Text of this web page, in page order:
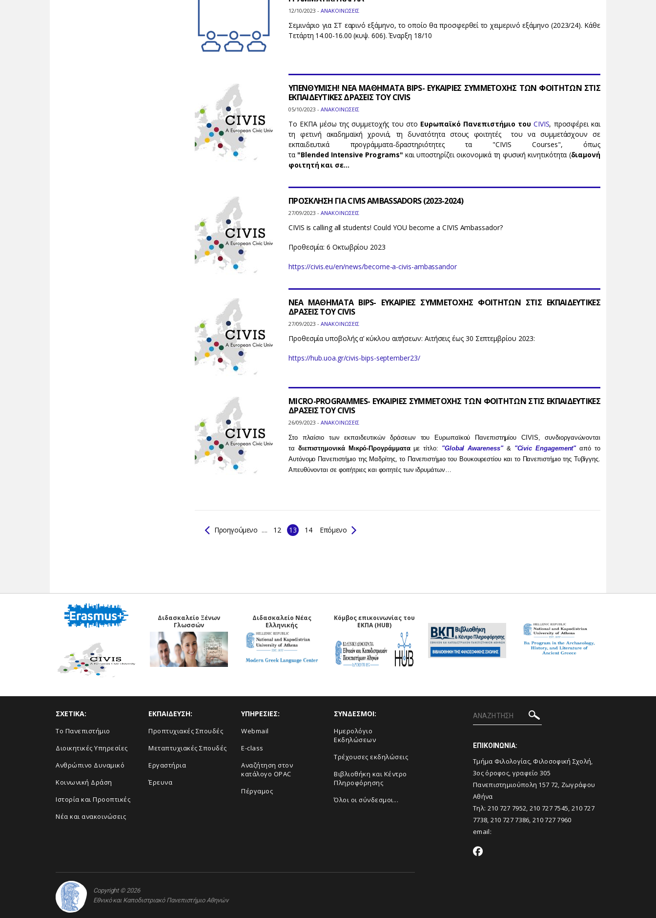
12/10/2023 - ΑΝΑΚΟΙΝΩΣΕΙΣ
Σεμινάριο για ΣΤ εαρινό εξάμηνο, το οποίο θα προσφερθεί το χειμερινό εξάμηνο (2023/24). Κάθε
Τετάρτη 14.00-16.00 (κυψ. 606). Έναρξη 18/10
ΥΠΕΝΘΥΜΙΣΗ! ΝΕΑ ΜΑΘΗΜΑΤΑ BIPS- ΕΥΚΑΙΡΙΕΣ ΣΥΜΜΕΤΟΧΗΣ ΤΩΝ ΦΟΙΤΗΤΩΝ ΣΤΙΣ
ΕΚΠΑΙΔΕΥΤΙΚΕΣ ΔΡΑΣΕΙΣ ΤΟΥ CIVIS
05/10/2023 - ΑΝΑΚΟΙΝΩΣΕΙΣ
To ΕΚΠΑ μέσω της συμμετοχής του στο Ευρωπαϊκό Πανεπιστήμιο του CIVIS, προσφέρει και
τη φετινή ακαδημαϊκή χρονιά, τη δυνατότητα στους φοιτητές του να συμμετάσχουν σε
εκπαιδευτικά προγράμματα-δραστηριότητες τα "CIVIS Courses", όπως
τα "Blended Intensive Programs" και υποστηρίζει οικονομικά τη φυσική κινητικότητα (διαμονή
φοιτητή και σε…
ΠΡΟΣΚΛΗΣΗ ΓΙΑ CIVIS AMBASSADORS (2023-2024)
27/09/2023 - ΑΝΑΚΟΙΝΩΣΕΙΣ
CIVIS is calling all students! Could YOU become a CIVIS Ambassador?
Προθεσμία: 6 Οκτωβρίου 2023
https://civis.eu/en/news/become-a-civis-ambassandor
ΝΕΑ ΜΑΘΗΜΑΤΑ BIPS- ΕΥΚΑΙΡΙΕΣ ΣΥΜΜΕΤΟΧΗΣ ΦΟΙΤΗΤΩΝ ΣΤΙΣ ΕΚΠΑΙΔΕΥΤΙΚΕΣ
ΔΡΑΣΕΙΣ ΤΟΥ CIVIS
27/09/2023 - ΑΝΑΚΟΙΝΩΣΕΙΣ
Προθεσμία υποβολής α’ κύκλου αιτήσεων: Αιτήσεις έως 30 Σεπτεμβρίου 2023:
https://hub.uoa.gr/civis-bips-september23/
MICRO-PROGRAMMES- ΕΥΚΑΙΡΙΕΣ ΣΥΜΜΕΤΟΧΗΣ ΤΩΝ ΦΟΙΤΗΤΩΝ ΣΤΙΣ ΕΚΠΑΙΔΕΥΤΙΚΕΣ
ΔΡΑΣΕΙΣ ΤΟΥ CIVIS
26/09/2023 - ΑΝΑΚΟΙΝΩΣΕΙΣ
Στο πλαίσιο των εκπαιδευτικών δράσεων του Ευρωπαϊκού Πανεπιστημίου CIVIS, συνδιοργανώνονται
τα διεπιστημονικά Μικρό-Προγράμματαμε τίτλο: "Global Awareness"& "Civic Engagement"από το
Αυτόνομο Πανεπιστήμιο της Μαδρίτης, το Πανεπιστήμιο του Βουκουρεστίου και το Πανεπιστήμιο της Τυβίγγης.
Απευθύνoνται σε φοιτήτριες και φοιτητές των ιδρυμάτων…
Προηγούμενο .... 12 13 14 Επόμενο
Διδασκαλείο Ξένων
Γλωσσών
Διδασκαλείο Νέας
Ελληνικής
Κόμβος επικοινωνίας του
ΕΚΠΑ (HUB)
ΣΧΕΤΙΚΑ:
Το Πανεπιστήμιο
Διοικητικές Υπηρεσίες
Ανθρώπινο Δυναμικό
Κοινωνική Δράση
Ιστορία και Προοπτικές
Νέα και ανακοινώσεις
ΕΚΠΑΙΔΕΥΣΗ:
Προπτυχιακές Σπουδές
Μεταπτυχιακές Σπουδές
Εργαστήρια
Έρευνα
ΥΠΗΡΕΣΙΕΣ:
Webmail
E-class
Αναζήτηση στον
κατάλογο OPAC
Πέργαμος
ΣΥΝΔΕΣΜΟΙ:
Ημερολόγιο
Εκδηλώσεων
Τρέχουσες εκδηλώσεις
Βιβλιοθήκη και Κέντρο
Πληροφόρησης
Όλοι οι σύνδεσμοι...
ΕΠΙΚΟΙΝΩΝΙΑ:
Tμήμα Φιλολογίας, Φιλοσοφική Σχολή,
3ος όροφος, γραφείο 305
Πανεπιστημιούπολη 157 72, Ζωγράφου
Αθήνα
Τηλ: 210 727 7952, 210 727 7545, 210 727
7738, 210 727 7386, 210 727 7960
email:
Copyright © 2026
Εθνικό και Καποδιστριακό Πανεπιστήμιο Αθηνών